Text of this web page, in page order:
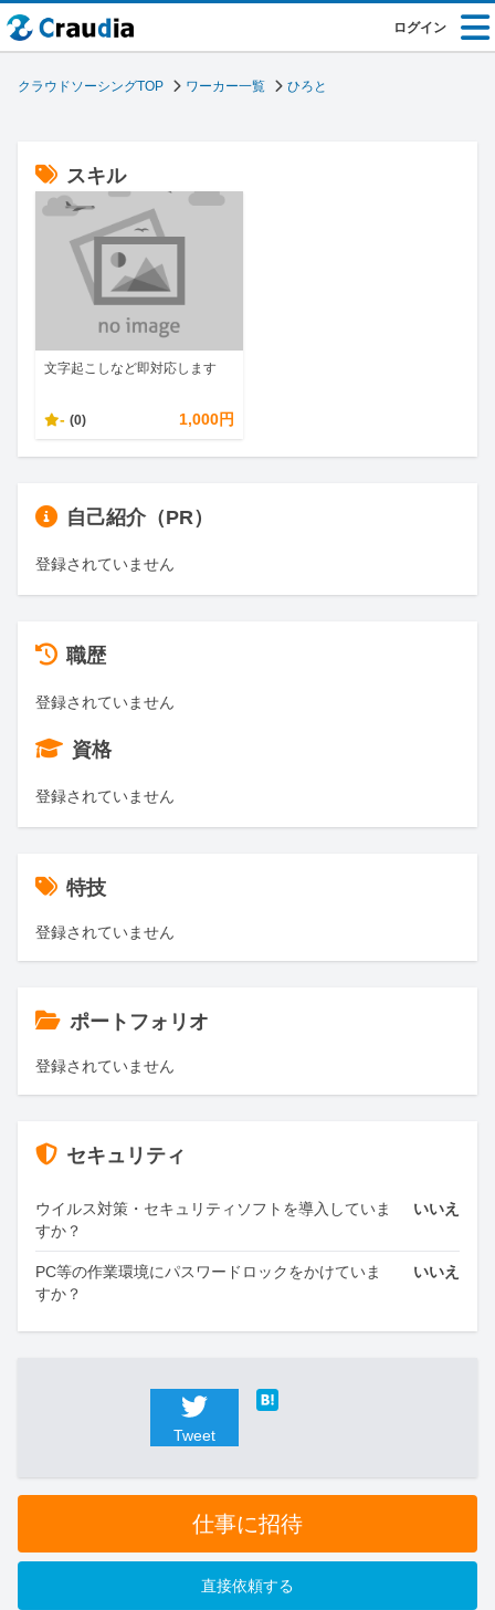
ログイン
クラウドソーシングTOP ワーカー一覧 ひろと
スキル
文字起こしなど即対応します
- (0) 1,000円
自己紹介（PR）
登録されていません
職歴
登録されていません
資格
登録されていません
特技
登録されていません
ポートフォリオ
登録されていません
セキュリティ
ウイルス対策・セキュリティソフトを導入していま
すか？
いいえ
PC等の作業環境にパスワードロックをかけていま
すか？
いいえ
Tweet
仕事に招待
直接依頼する